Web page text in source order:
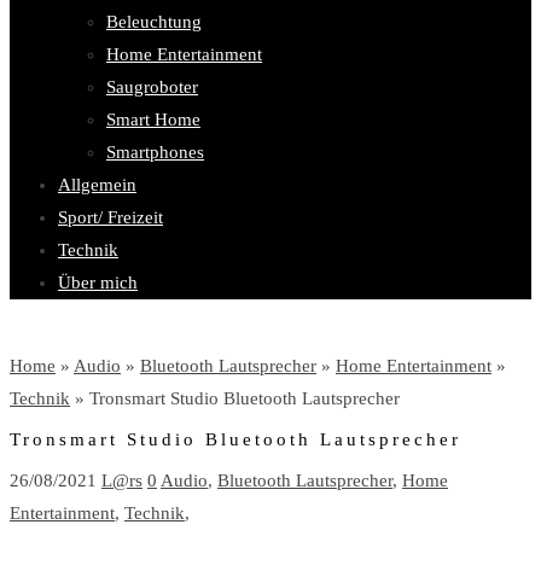
Beleuchtung
Home Entertainment
Saugroboter
Smart Home
Smartphones
Allgemein
Sport/ Freizeit
Technik
Über mich
Home » Audio » Bluetooth Lautsprecher » Home Entertainment »
Technik » Tronsmart Studio Bluetooth Lautsprecher
Tronsmart Studio Bluetooth Lautsprecher
26/08/2021 L@rs 0 Audio, Bluetooth Lautsprecher, Home
Entertainment, Technik,